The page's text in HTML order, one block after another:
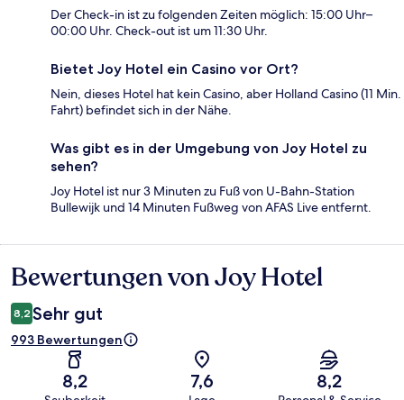
Der Check-in ist zu folgenden Zeiten möglich: 15:00 Uhr–
00:00 Uhr. Check-out ist um 11:30 Uhr.
Bietet Joy Hotel ein Casino vor Ort?
Nein, dieses Hotel hat kein Casino, aber Holland Casino (11 Min.
Fahrt) befindet sich in der Nähe.
Was gibt es in der Umgebung von Joy Hotel zu
sehen?
Joy Hotel ist nur 3 Minuten zu Fuß von U-Bahn-Station
Bullewijk und 14 Minuten Fußweg von AFAS Live entfernt.
Bewertungen
Bewertungen von Joy Hotel
8,2 Sehr gut
993 Bewertungen
8,2 7,6 8,2